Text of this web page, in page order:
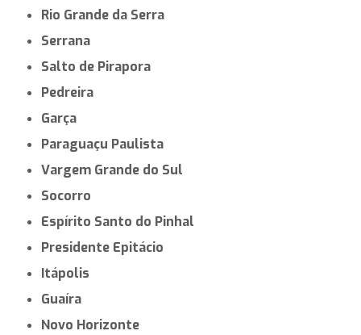
Rio Grande da Serra
Serrana
Salto de Pirapora
Pedreira
Garça
Paraguaçu Paulista
Vargem Grande do Sul
Socorro
Espírito Santo do Pinhal
Presidente Epitácio
Itápolis
Guaíra
Novo Horizonte